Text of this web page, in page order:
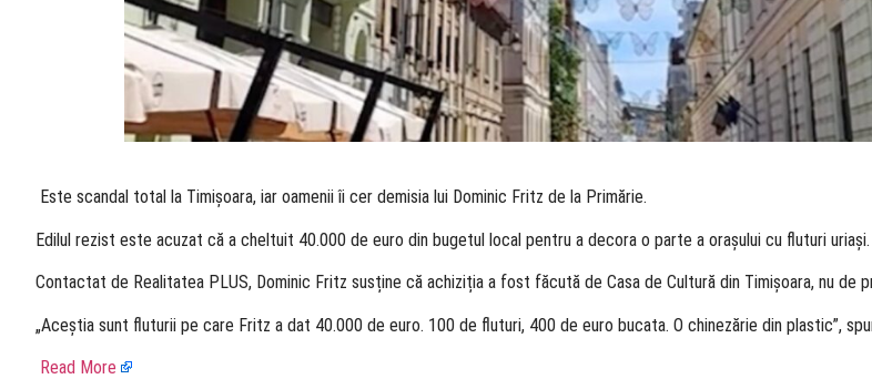
​ Este scandal total la Timișoara, iar oamenii îi cer demisia lui Dominic Fritz de la Primărie.
Edilul rezist este acuzat că a cheltuit 40.000 de euro din bugetul local pentru a decora o parte a orașului cu fluturi uriași.
Contactat de Realitatea PLUS, Dominic Fritz susține că achiziția a fost făcută de Casa de Cultură din Timișoara, nu de
„Aceștia sunt fluturii pe care Fritz a dat 40.000 de euro. 100 de fluturi, 400 de euro bucata. O chinezărie din plastic”,
Read More